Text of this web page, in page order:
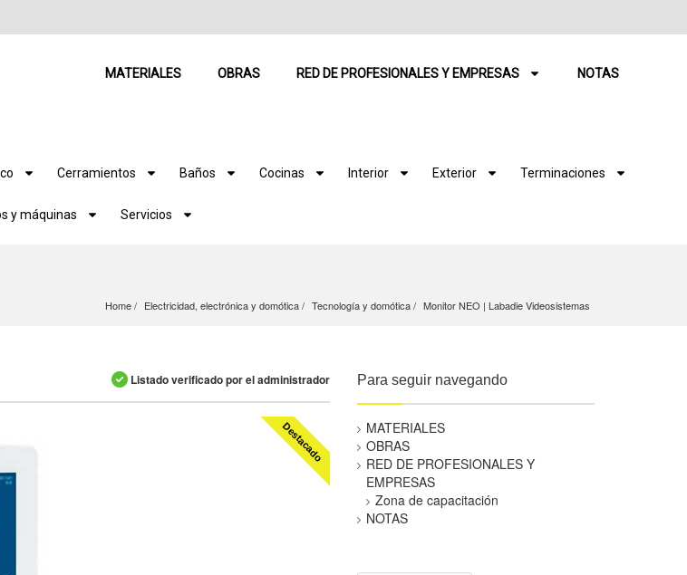
MATERIALES OBRAS RED DE PROFESIONALES Y EMPRESAS NOTAS
Cerramientos Baños Cocinas Interior Exterior Terminaciones
y máquinas Servicios
Home Electricidad, electrónica y domótica Tecnología y domótica Monitor NEO | Labadie Videosistemas
Listado verificado por el administrador
Destacado
Para seguir navegando
MATERIALES
OBRAS
RED DE PROFESIONALES Y
EMPRESAS
Zona de capacitación
NOTAS